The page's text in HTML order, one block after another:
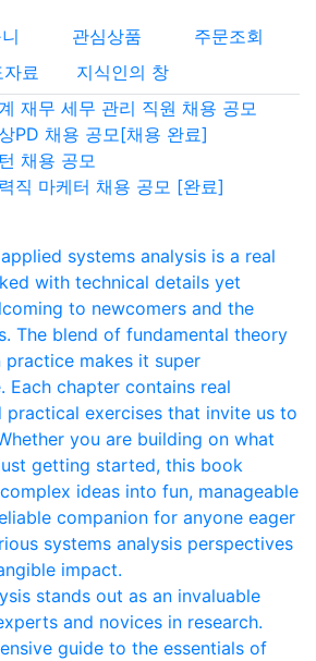
관심상품
주문조회
자료
지식인의 창
재무 세무 관리 직원 채용 공모
PD 채용 공모[채용 완료]
채용 공모
직 마케터 채용 공모 [완료]
systems analysis is a real
with technical details yet
to newcomers and the
The blend of fundamental theory
practice makes it super
Each chapter contains real
practical exercises that invite us to
you are building on what
getting started, this book
ideas into fun, manageable
companion for anyone eager
systems analysis perspectives
impact.
stands out as an invaluable
and novices in research.
guide to the essentials of